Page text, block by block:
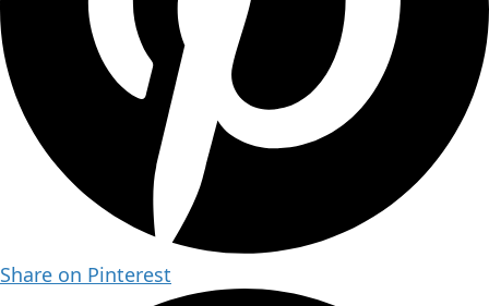
Share on Pinterest